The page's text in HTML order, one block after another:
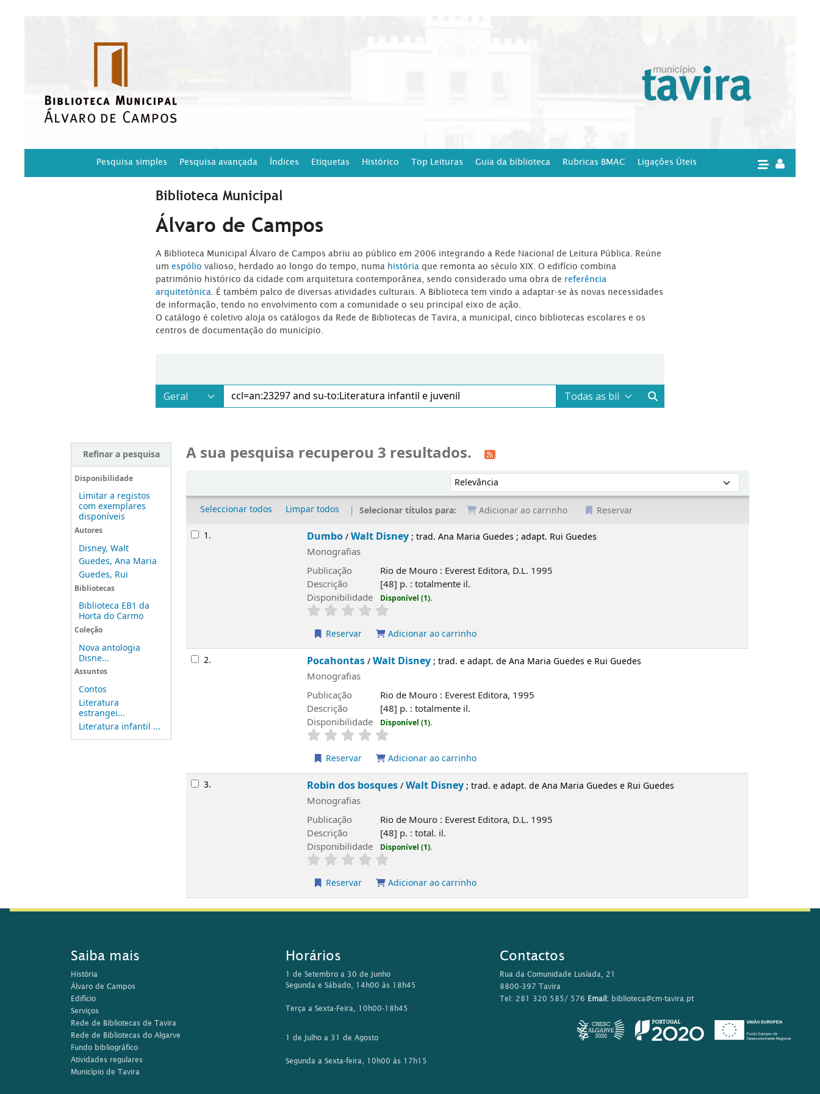
Pesquisa simples Pesquisa avançada Índices Etiquetas Histórico Top Leituras Guia da biblioteca Rubricas BMAC Ligações Úteis
Biblioteca Municipal
Álvaro de Campos
A Biblioteca Municipal Álvaro de Campos abriu ao público em 2006 integrando a Rede Nacional de Leitura Pública. Reúne
um espólio valioso, herdado ao longo do tempo, numa história que remonta ao século XIX. O edifício combina
património histórico da cidade com arquitetura contemporânea, sendo considerado uma obra de referência
arquitetónica . É também palco de diversas atividades culturais. A Biblioteca tem vindo a adaptar-se às novas necessidades
de informação, tendo no envolvimento com a comunidade o seu principal eixo de ação.
O catálogo é coletivo aloja os catálogos da Rede de Bibliotecas de Tavira, a municipal, cinco bibliotecas escolares e os
centros de documentação do município.
Refinar a pesquisa
Disponibilidade
Limitar a registos
com exemplares
disponíveis
Autores
Disney, Walt
Guedes, Ana Maria
Guedes, Rui
Bibliotecas
Biblioteca EB1 da
Horta do Carmo
Coleção
Nova antologia
Disne...
Assuntos
Contos
Literatura
estrangei...
Literatura infantil ...
A sua pesquisa recuperou 3 resultados.
Ordenar por:
Seleccionar todos Limpar todos Selecionar títulos para: Adicionar ao carrinho Reservar
Resultados
1. Dumbo/Walt Disney; trad. Ana Maria Guedes ; adapt. Rui Guedes
Monografias
Publicação
Rio de Mouro : Everest Editora, D.L. 1995
Descrição
[48] p. : totalmente il.
Disponibilidade
Disponível (1).
Reservar Adicionar ao carrinho
2. Pocahontas/Walt Disney; trad. e adapt. de Ana Maria Guedes e Rui Guedes
Monografias
Publicação
Rio de Mouro : Everest Editora, 1995
Descrição
[48] p. : totalmente il.
Disponibilidade
Disponível (1).
Reservar Adicionar ao carrinho
3. Robin dos bosques/Walt Disney; trad. e adapt. de Ana Maria Guedes e Rui Guedes
Monografias
Publicação
Rio de Mouro : Everest Editora, D.L. 1995
Descrição
[48] p. : total. il.
Disponibilidade
Disponível (1).
Reservar Adicionar ao carrinho
Saiba mais
História
Álvaro de Campos
Edifício
Serviços
Rede de Bibliotecas de Tavira
Rede de Bibliotecas do Algarve
Fundo bibliográfico
Atividades regulares
Município de Tavira
Horários
1 de Setembro a 30 de Junho
Segunda e Sábado, 14h00 às 18h45
Terça a Sexta-Feira, 10h00-18h45
1 de Julho a 31 de Agosto
Segunda a Sexta-feira, 10h00 às 17h15
Contactos
Rua da Comunidade Lusíada, 21
8800-397 Tavira
Tel: 281 320 585/ 576 Email: biblioteca@cm-tavira.pt